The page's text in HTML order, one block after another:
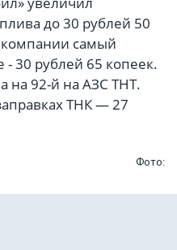
до 30 рублей 50
компании самый
- 30 рублей 65 копеек.
на 92-й на АЗС ТНТ.
ТНК — 27
Фото: